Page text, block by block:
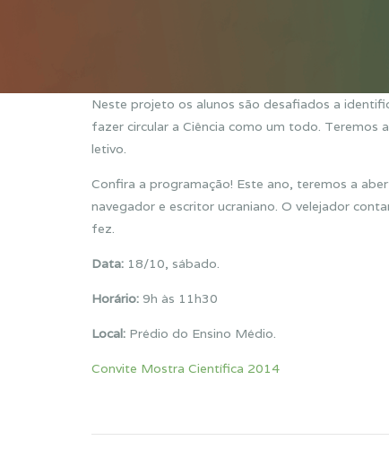
Neste projeto os alunos são desafiados a
fazer circular a Ciência como um todo. Teremos
letivo.
Confira a programação! Este ano, teremos a
navegador e escritor ucraniano. O velejador
fez.
Data: 18/10, sábado.
Horário: 9h às 11h30
Local: Prédio do Ensino Médio.
Convite Mostra Científica 2014